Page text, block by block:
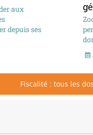
aux
depuis ses
Fiscalité : tous les